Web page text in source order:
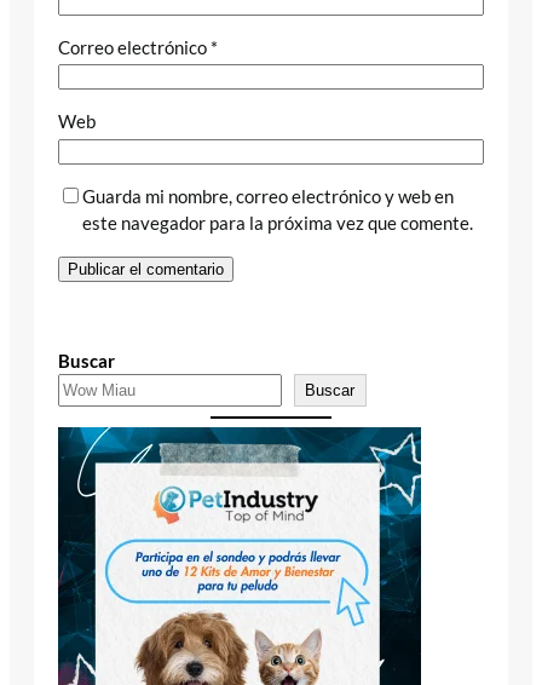
Correo electrónico *
Web
Guarda mi nombre, correo electrónico y web en
este navegador para la próxima vez que comente.
Buscar
Buscar